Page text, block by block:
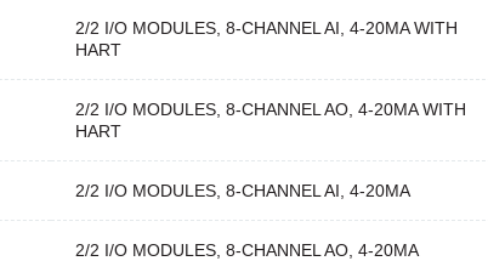
2/2 I/O MODULES, 8-CHANNEL AI, 4-20MA WITH
HART
2/2 I/O MODULES, 8-CHANNEL AO, 4-20MA WITH
HART
2/2 I/O MODULES, 8-CHANNEL AI, 4-20MA
2/2 I/O MODULES, 8-CHANNEL AO, 4-20MA